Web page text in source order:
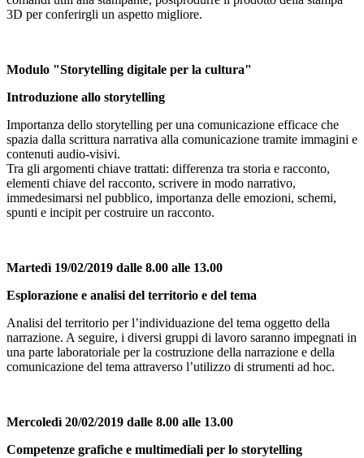
3D per conferirgli un aspetto migliore.
Modulo "Storytelling digitale per la cultura"
Introduzione allo storytelling
Importanza dello storytelling per una comunicazione efficace che
spazia dalla scrittura narrativa alla comunicazione tramite immagini e
contenuti audio-visivi.
Tra gli argomenti chiave trattati: differenza tra storia e racconto,
elementi chiave del racconto, scrivere in modo narrativo,
immedesimarsi nel pubblico, importanza delle emozioni, schemi,
spunti e incipit per costruire un racconto.
Martedì 19/02/2019 dalle 8.00 alle 13.00
Esplorazione e analisi del territorio e del tema
Analisi del territorio per l’individuazione del tema oggetto della
narrazione. A seguire, i diversi gruppi di lavoro saranno impegnati in
una parte laboratoriale per la costruzione della narrazione e della
comunicazione del tema attraverso l’utilizzo di strumenti ad hoc.
Mercoledì 20/02/2019 dalle 8.00 alle 13.00
Competenze grafiche e multimediali per lo storytelling